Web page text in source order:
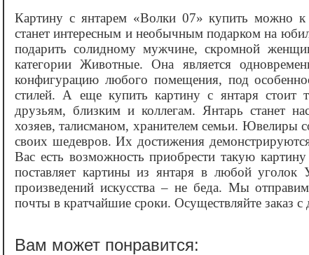
Картину с янтарем «‎Волки 07» купить можно
станет интересным и необычным подарком на
подарить солидному мужчине, скромной
категории Животные. Она является
конфигурацию любого помещения, под
стилей. А еще купить картину с янтаря стоит
друзьям, близким и коллегам. Янтарь станет
хозяев, талисманом, хранителем семьи. Ювелиры
своих шедевров. Их достижения
Вас есть возможность приобрести такую
поставляет картины из янтаря в любой
произведений искусства – не беда. Мы
почты в кратчайшие сроки. Осуществляйте заказ с